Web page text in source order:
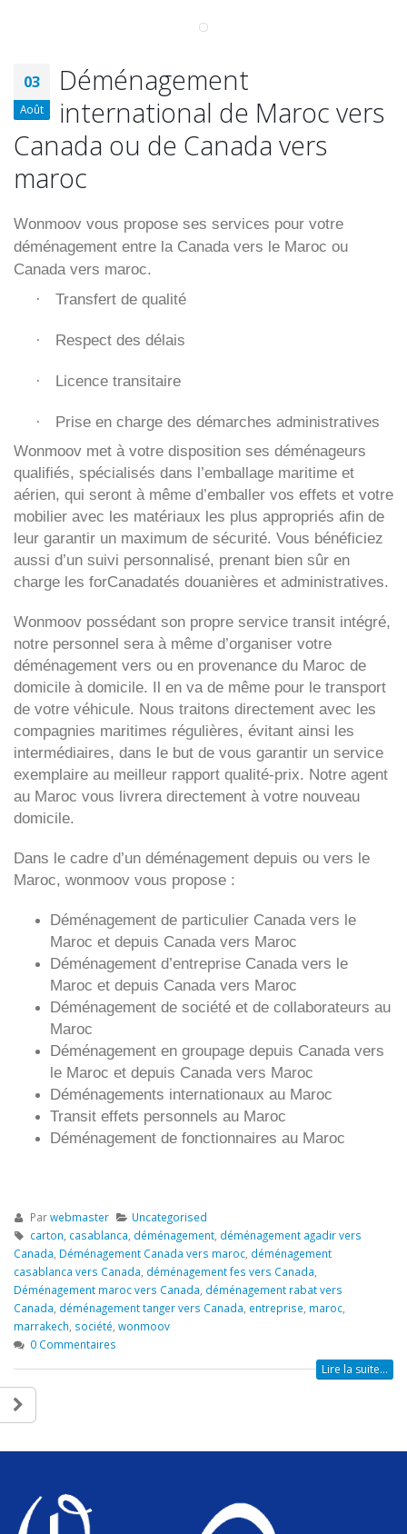
03
Août
Déménagement
international de Maroc vers
Canada ou de Canada vers
maroc
Wonmoov vous propose ses services pour votre
déménagement entre la Canada vers le Maroc ou
Canada vers maroc.
· Transfert de qualité
· Respect des délais
· Licence transitaire
·
Prise en charge des démarches administratives
Wonmoov met à votre disposition ses déménageurs
qualifiés, spécialisés dans l’emballage maritime et
aérien, qui seront à même d’emballer vos effets et votre
mobilier avec les matériaux les plus appropriés afin de
leur garantir un maximum de sécurité. Vous bénéficiez
aussi d’un suivi personnalisé, prenant bien sûr en
charge les forCanadatés douanières et administratives.
Wonmoov possédant son propre service transit intégré,
notre personnel sera à même d’organiser votre
déménagement vers ou en provenance du Maroc de
domicile à domicile. Il en va de même pour le transport
de votre véhicule. Nous traitons directement avec les
compagnies maritimes régulières, évitant ainsi les
intermédiaires, dans le but de vous garantir un service
exemplaire au meilleur rapport qualité-prix. Notre agent
au Maroc vous livrera directement à votre nouveau
domicile.
Dans le cadre d’un déménagement depuis ou vers le
Maroc, wonmoov vous propose :
Déménagement de particulier Canadavers le
Maroc et depuis Canada vers Maroc
Déménagement d’entreprise Canadavers le
Maroc et depuis Canada vers Maroc
Déménagement de société et de collaborateurs au
Maroc
Déménagement en groupage depuis Canadavers
le Maroc et depuis Canada vers Maroc
Déménagements internationaux au Maroc
Transit effets personnels au Maroc
Déménagement de fonctionnaires au Maroc
Parwebmaster
Uncategorised
carton casablanca déménagement, déménagement agadir vers
Canada Déménagement Canada vers maroc déménagement
casablanca vers Canada déménagement fes vers Canada
Déménagement maroc vers Canada déménagement rabat vers
Canada déménagement tanger vers Canada entreprise maroc
marrakech société wonmoov
0 Commentaires
Lire la suite...